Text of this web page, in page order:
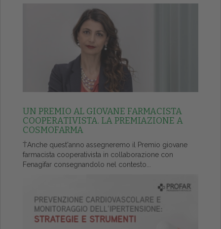
UN PREMIO AL GIOVANE FARMACISTA
COOPERATIVISTA. LA PREMIAZIONE A
COSMOFARMA
ŤAnche quest'anno assegneremo il Premio giovane
farmacista cooperativista in collaborazione con
Fenagifar consegnandolo nel contesto...